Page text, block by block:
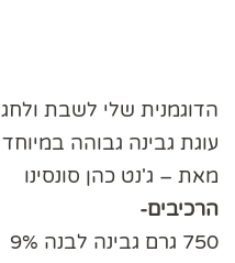
הדוגמנית שלי לשבת ולחג
עוגת גבינה גבוהה במיוחד
מאת – ג'נט כהן סונסינו
הרכיבים-
750 גרם גבינה לבנה 9%